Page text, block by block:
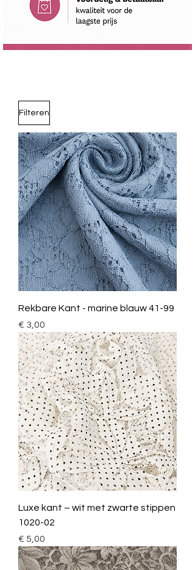
Filteren
Rekbare Kant - marine blauw 41-99
Prijs
€ 3,00
Luxe kant – wit met zwarte stippen
1020-02
Prijs
€ 5,00